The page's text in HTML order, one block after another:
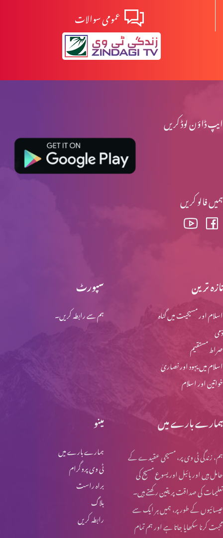
عمومی سوالات
ایپ ڈاؤن لوڈ کریں
ہمیں فالو کریں
سپورٹ
ہم سے رابطہ کریں۔
تازہ ترین
اسلام اور مسیحیت میں گناہ
ذمی
صراط مستقیم
اسلام میں یہود اور نصاریٰ
خواتین اور اسلام
مینو
ہمارے بارے میں
ٹی وی پروگرام
براہ راست
بلاگ
رابطہ کریں
ہمارے بارے میں
ہم، زندگی ٹی وی پر، مسیحی عقیدے کے
حامل ہیں اور بائبل اور یسوع مسیح کی
تعلیمات کی صداقت پر یقین رکھتے ہیں۔
عیسائیوں کے طور پر، ہمیں ہر ایک سے
محبت کرنا سکھایا جاتا ہے اور ہم تمام